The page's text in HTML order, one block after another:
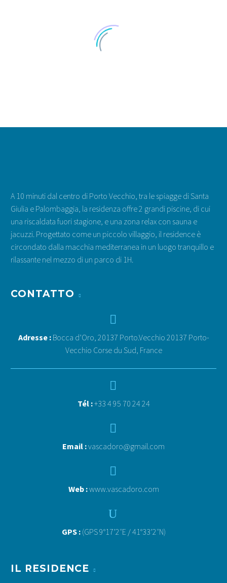
Scopri e prenota
A 10 minuti dal centro di Porto Vecchio, tra le spiagge di Santa
Giulia e Palombaggia, la residenza offre 2 grandi piscine, di cui
una riscaldata fuori stagione, e una zona relax con sauna e
jacuzzi. Progettato come un piccolo villaggio, il residence è
circondato dalla macchia mediterranea in un luogo tranquillo e
rilassante nel mezzo di un parco di 1H.
CONTATTO


Adresse : Bocca d’Oro, 20137 Porto.Vecchio 20137 Porto-
Vecchio Corse du Sud, France


Tél :+33 4 95 70 24 24


Email :vascadoro@gmail.com


Web :www.vascadoro.com
U
U
GPS : (GPS 9°17’2″E / 41°33’2″N)
IL RESIDENCE